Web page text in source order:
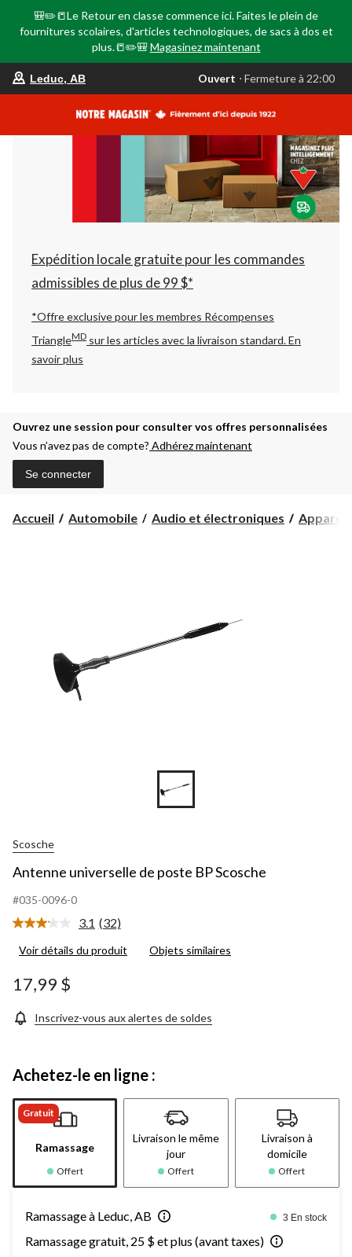
🎒✏️📒Le Retour en classe commence ici. Faites le plein de
fournitures scolaires, d'articles technologiques, de sacs à dos et
plus.📒✏️🎒 Magasinez maintenant
votre
est
AB,
Ouvert,
Fermeture
à
22:00
changer
Leduc, AB Ouvert ⋅ Fermeture à 22:00
Expédition locale gratuite pour les commandes
admissibles de plus de 99 $*
*Offre exclusive pour les membres Récompenses
TriangleMD sur les articles avec la livraison standard.En
savoir plus
Ouvrez une session pour consulter vos offres personnalisées
Vous n’avez pas de compte? Adhérez maintenant
Se connecter
Accueil Automobile Audio et électroniques
Scosche
Antenne universelle de poste BP Scosche
#035-0096-0
3.1 Lire
32
même
page.
(32)
Voir détails du produit Objets similaires
17,99 $
Inscrivez-vous aux alertes de soldes
Achetez-le en ligne :
Gratuit
Ramassage
Offert
Livraison le même
jour
Offert
Livraison à
domicile
Offert
Ramassage à Leduc, AB 3 En stock
Ramassage gratuit, 25 $ et plus (avant taxes)